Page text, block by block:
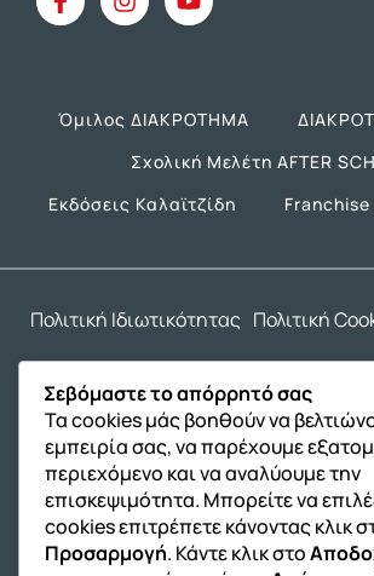
Όμιλος ΔΙΑΚΡΟΤΗΜΑ
Σχολική Μελέτη AFTER
Εκδόσεις Καλαϊτζίδη
Copyright® 2004 –2026
ΔΙΑΚΡΟΤΗΜΑ®. Αρ. Γ.Ε.Μ.Η.:
Developed byOceancube–
Innoview.gr
Πολιτική Ιδιωτικότητας Πολιτική
Δήλωση Προσβασιμότητας
Σεβόμαστε το απόρρητό σας
Τα cookies μάς βοηθούν να
εμπειρία σας, να παρέχουμε
περιεχόμενο και να αναλύουμε την
επισκεψιμότητα. Μπορείτε να
cookies επιτρέπετε κάνοντας κλικ
Προσαρμογή. Κάντε κλικ στο